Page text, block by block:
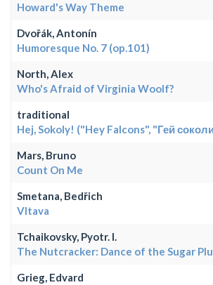
Howard's Way Theme
Dvořák, Antonín
Humoresque No. 7 (op.101)
North, Alex
Who's Afraid of Virginia Woolf?
traditional
Hej, Sokoly! ("Hey Falcons", "Гей
Mars, Bruno
Count On Me
Smetana, Bedřich
Vltava
Tchaikovsky, Pyotr. I.
The Nutcracker: Dance of the Sugar
Grieg, Edvard